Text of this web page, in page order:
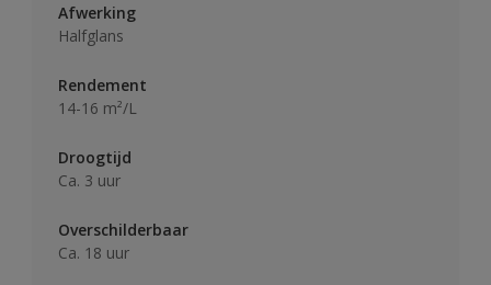
Afwerking
Halfglans
Rendement
14-16 m²/L
Droogtijd
Ca. 3 uur
Overschilderbaar
Ca. 18 uur